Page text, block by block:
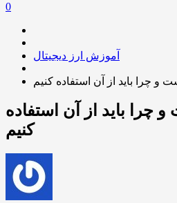
0
آموزش ارز دیجیتال
چرا باید از آن استفاده کنیم
باید از آن استفاده
کنیم